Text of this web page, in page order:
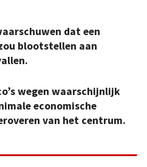
dat een
blootstellen aan
wegen waarschijnlijk
economische
van het centrum.